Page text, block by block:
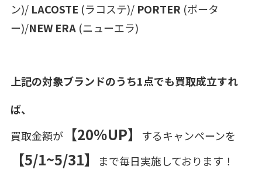
ン)/ LACOSTE (ラコステ)/ PORTER (ポータ
ー)/NEW ERA(ニューエラ)
上記の対象ブランドのうち1点でも買取成立すれ
ば、
買取金額が【20％UP】 するキャンペーンを
【5/1~5/31】 まで毎日実施しております！